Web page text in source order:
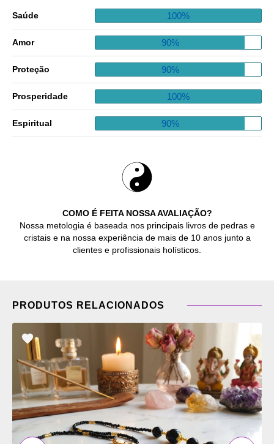
COMO É FEITA NOSSA AVALIAÇÃO?
Nossa metologia é baseada nos principais livros de pedras e
cristais e na nossa experiência de mais de 10 anos junto a
clientes e profissionais holísticos.
Saúde 100%
Amor 90%
Proteção 90%
Prosperidade 100%
Espiritual 90%
PRODUTOS RELACIONADOS
ADICIONAR
OS
FAVORITOS